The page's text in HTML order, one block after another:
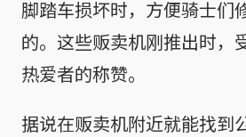
脚踏车损坏时，方便骑士们
的。这些贩卖机刚推出时，
热爱者的称赞。
据说在贩卖机附近就能找到